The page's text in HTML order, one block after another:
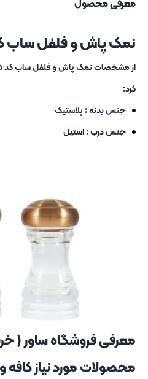
معرفی محصول
نمک پاش و فلفل ساب کد
کرد:
جنس بدنه : پلاستیک
جنس درب : استیل
معرفی فروشگاه ساور (
محصولات مورد نیاز کافه